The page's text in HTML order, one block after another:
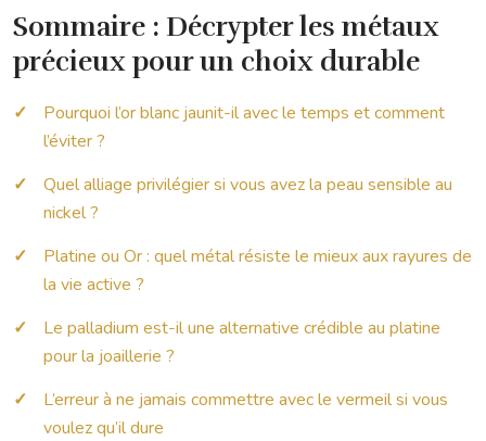
Sommaire : Décrypter les métaux
précieux pour un choix durable
Pourquoi l’or blanc jaunit-il avec le temps et comment
l’éviter ?
Quel alliage privilégier si vous avez la peau sensible au
nickel ?
Platine ou Or : quel métal résiste le mieux aux rayures de
la vie active ?
Le palladium est-il une alternative crédible au platine
pour la joaillerie ?
L’erreur à ne jamais commettre avec le vermeil si vous
voulez qu’il dure